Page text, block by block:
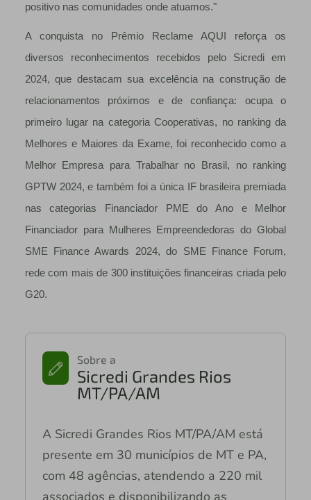
positivo nas comunidades onde atuamos."
A conquista no Prêmio Reclame AQUI reforça os
diversos reconhecimentos recebidos pelo Sicredi em
2024, que destacam sua excelência na construção de
relacionamentos próximos e de confiança: ocupa o
primeiro lugar na categoria Cooperativas, no ranking da
Melhores e Maiores da Exame, foi reconhecido como a
Melhor Empresa para Trabalhar no Brasil, no ranking
GPTW 2024, e também foi a única IF brasileira premiada
nas categorias Financiador PME do Ano e Melhor
Financiador para Mulheres Empreendedoras do Global
SME Finance Awards 2024, do SME Finance Forum,
rede com mais de 300 instituições financeiras criada pelo
G20.
Sobre a
Sicredi Grandes Rios
MT/PA/AM
A Sicredi Grandes Rios MT/PA/AM está
presente em 30 municípios de MT e PA,
com 48 agências, atendendo a 220 mil
associados e disponibilizando as